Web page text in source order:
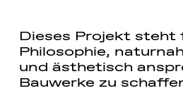
Dieses Projekt steht
Philosophie,
und ästhetisch
Bauwerke zu